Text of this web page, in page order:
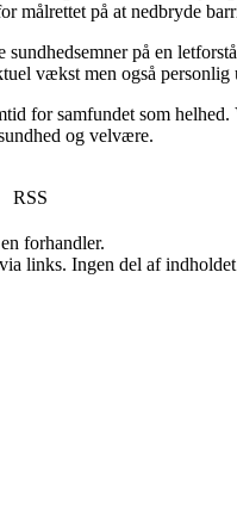
målrettet på at nedbryde
på en
vækst men også
for samfundet som
og velvære.
RSS
forhandler.
links. Ingen del af